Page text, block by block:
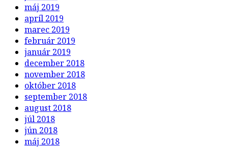
máj 2019
apríl 2019
marec 2019
február 2019
január 2019
december 2018
november 2018
október 2018
september 2018
august 2018
júl 2018
jún 2018
máj 2018